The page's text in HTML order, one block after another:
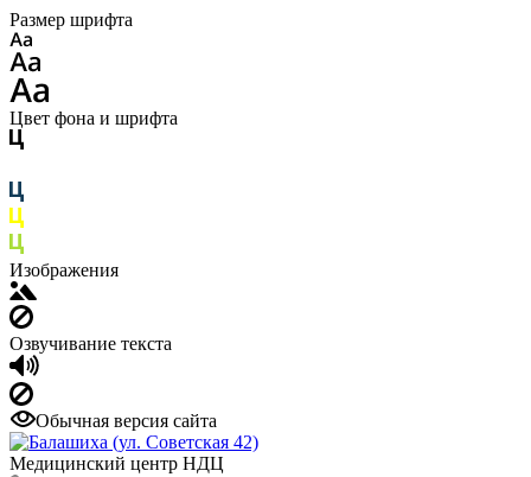
Размер шрифта
Цвет фона и шрифта
Изображения
Озвучивание текста
Обычная версия сайта
Медицинский центр НДЦ